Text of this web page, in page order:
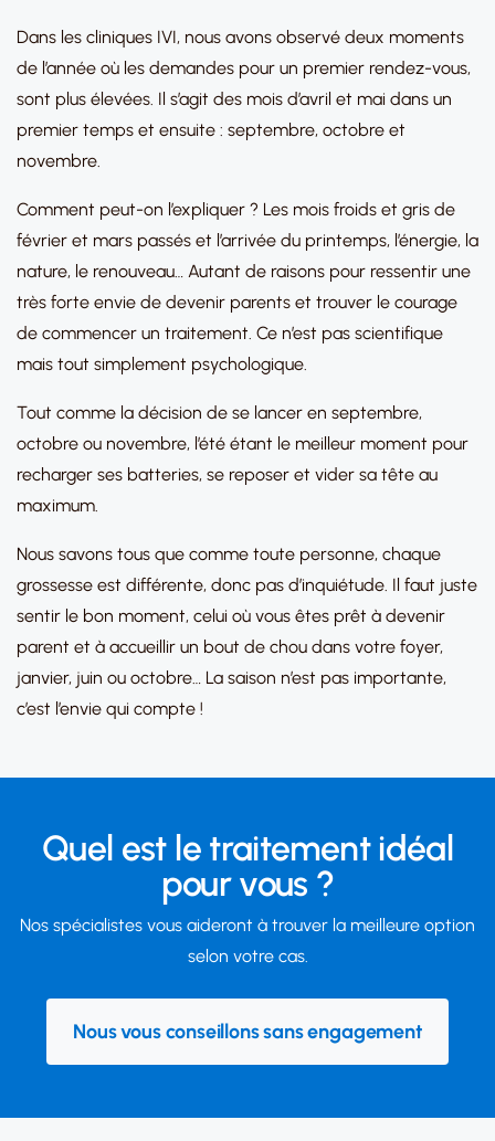
Dans les cliniques IVI, nous avons observé deux moments
de l’année où les demandes pour un premier rendez-vous,
sont plus élevées. Il s’agit des mois d’avril et mai dans un
premier temps et ensuite : septembre, octobre et
novembre.
Comment peut-on l’expliquer ? Les mois froids et gris de
février et mars passés et l’arrivée du printemps, l’énergie, la
nature, le renouveau… Autant de raisons pour ressentir une
très forte envie de devenir parents et trouver le courage
de commencer un traitement. Ce n’est pas scientifique
mais tout simplement psychologique.
Tout comme la décision de se lancer en septembre,
octobre ou novembre, l’été étant le meilleur moment pour
recharger ses batteries, se reposer et vider sa tête au
maximum.
Nous savons tous que comme toute personne, chaque
grossesse est différente, donc pas d’inquiétude. Il faut juste
sentir le bon moment, celui où vous êtes prêt à devenir
parent et à accueillir un bout de chou dans votre foyer,
janvier, juin ou octobre… La saison n’est pas importante,
c’est l’envie qui compte !
Quel est le traitement idéal
pour vous ?
Nos spécialistes vous aideront à trouver la meilleure option
selon votre cas.
Nous vous conseillons sans engagement